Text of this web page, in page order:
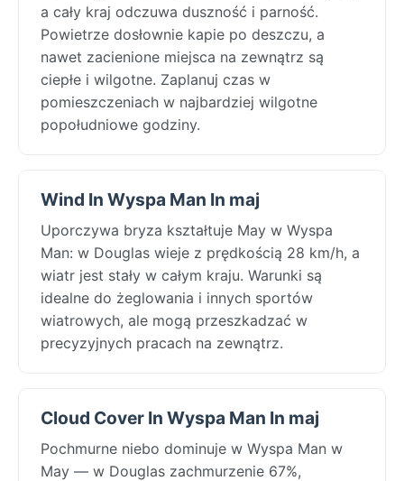
a cały kraj odczuwa duszność i parność.
Powietrze dosłownie kapie po deszczu, a
nawet zacienione miejsca na zewnątrz są
ciepłe i wilgotne. Zaplanuj czas w
pomieszczeniach w najbardziej wilgotne
popołudniowe godziny.
Wind In Wyspa Man In maj
Uporczywa bryza kształtuje May w Wyspa
Man: w Douglas wieje z prędkością 28 km/h, a
wiatr jest stały w całym kraju. Warunki są
idealne do żeglowania i innych sportów
wiatrowych, ale mogą przeszkadzać w
precyzyjnych pracach na zewnątrz.
Cloud Cover In Wyspa Man In maj
Pochmurne niebo dominuje w Wyspa Man w
May — w Douglas zachmurzenie 67%,